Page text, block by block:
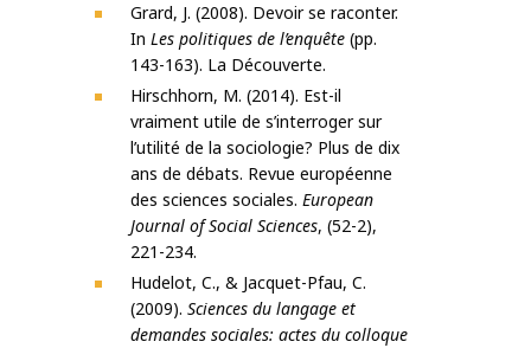
Grard, J. (2008). Devoir se raconter.
In Les politiques de l’enquête (pp.
143-163). La Découverte.
Hirschhorn, M. (2014). Est-il
vraiment utile de s’interroger sur
l’utilité de la sociologie? Plus de dix
ans de débats. Revue européenne
des sciences sociales. European
Journal of Social Sciences, (52-2),
221-234.
Hudelot, C., & Jacquet-Pfau, C.
(2009). Sciences du langage et
demandes sociales: actes du colloque